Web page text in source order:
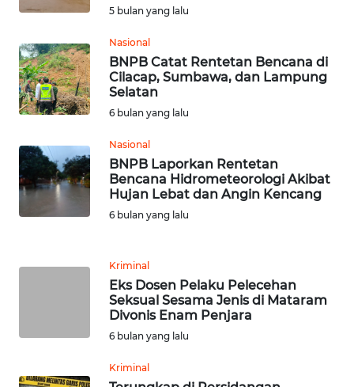
5 bulan yang lalu
Nasional
BNPB Catat Rentetan Bencana di
Cilacap, Sumbawa, dan Lampung
Selatan
6 bulan yang lalu
Nasional
BNPB Laporkan Rentetan
Bencana Hidrometeorologi Akibat
Hujan Lebat dan Angin Kencang
6 bulan yang lalu
Kriminal
Eks Dosen Pelaku Pelecehan
Seksual Sesama Jenis di Mataram
Divonis Enam Penjara
6 bulan yang lalu
Kriminal
PAPUA
BARAT
WN
WN
SERAMBI
WN
WN